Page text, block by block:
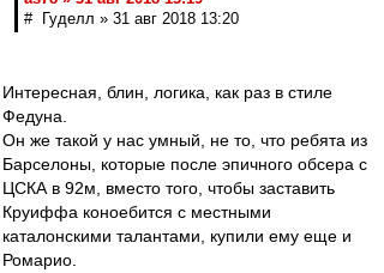
# Гуделл » 31 авг 2018 13:20
Интересная, блин, логика, как раз в стиле
Федуна.
Он же такой у нас умный, не то, что ребята из
Барселоны, которые после эпичного обсера с
ЦСКА в 92м, вместо того, чтобы заставить
Круиффа коноебится с местными
каталонскими талантами, купили ему еще и
Ромарио.